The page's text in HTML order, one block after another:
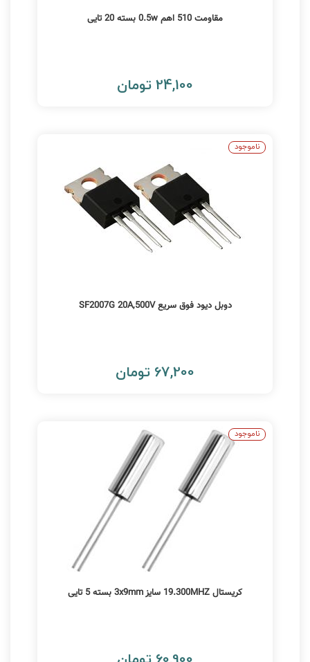
مقاومت 510 اهم 0.5w بسته 20 تایی
24,100 تومان
دوبل دیود فوق سریع SF2007G 20A,500V
67,200 تومان
ناموجود
کریستال 19.300MHZ سایز 3x9mm بسته 5 تایی
ناموجود